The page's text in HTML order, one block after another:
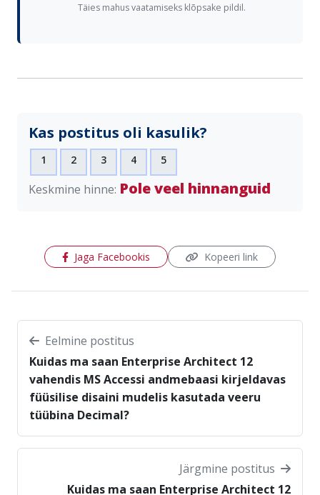
Täies mahus vaatamiseks klõpsake pildil.
Kas postitus oli kasulik?
1 2 3 4 5
Keskmine hinne: Pole veel hinnanguid
Jaga Facebookis (avaneb uues aknas)
Kopeeri link
Eelmine postitus
Kuidas ma saan Enterprise Architect 12
vahendis MS Accessi andmebaasi kirjeldavas
füüsilise disaini mudelis kasutada veeru
tüübina Decimal?
Järgmine postitus
Kuidas ma saan Enterprise Architect 12